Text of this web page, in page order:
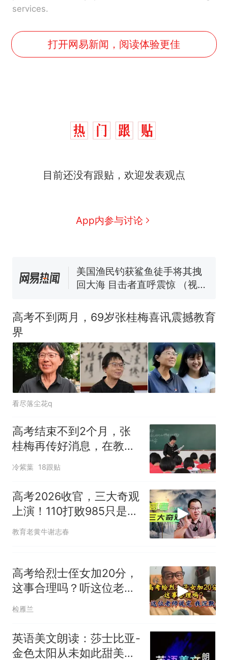
services.
打开网易新闻，阅读体验更佳
目前还没有跟贴，欢迎发表观点
App内参与讨论
因老师一句“跟我回家”改写了
费大厨“全国小炒肉大王”称
号，仅凭视频评出？中国烹饪
140多朵
美国渔民钓获鲨鱼徒手将其拽
回大海 目击者直呼震惊 （视频
官方通报
那个在床头放菜刀的女孩，
因老师一句“跟我回家”改写了
人生
高考不到两月，69岁张桂梅喜讯震撼教育
界
看尽落尘花q
高考结束不到2个月，张
桂梅再传好消息，在教育
界的地位变了
冷紫葉 18跟贴
高考2026收官，三大奇观
上演！110打败985只是其
一
教育老黄牛谢志春
高考给烈士侄女加20分，
这事合理吗？听这位老师
说完，我沉默了
检雁兰
英语美文朗读：莎士比亚-
金色太阳从未如此甜美吻